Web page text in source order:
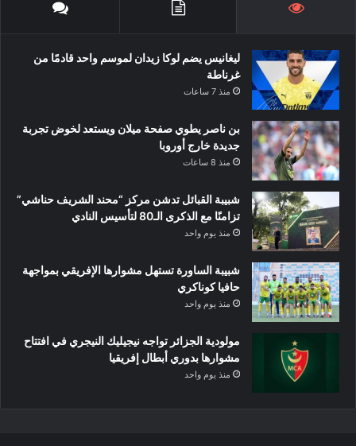
ليغانيس يضم لوكا زيدان لموسم واحد قادمًا من
غرناطة
منذ 7 ساعات
بن ناصر يطوي صفحة ميلان ويستعد لخوض تجربة
جديدة خارج أوروبا
منذ 8 ساعات
شبيبة القبائل تدشن مركز “محند الشريف حناشي”
تزامنًا مع الذكرى الـ80 لتأسيس النادي
منذ يوم واحد
شبيبة الساورة تستهل مشوارها الإفريقي بمواجهة
حافيا كوناكري
منذ يوم واحد
مولودية الجزائر تواجه نيجيليك النيجري في افتتاح
مشوارها بدوري أبطال إفريقيا
منذ يوم واحد